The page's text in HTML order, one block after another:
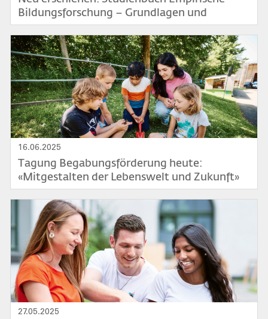
Bildungsforschung – Grundlagen und
Relevanz für Ausbildung und Schule
Bild
16.06.2025
Tagung Begabungsförderung heute:
«Mitgestalten der Lebenswelt und Zukunft»
27.05.2025